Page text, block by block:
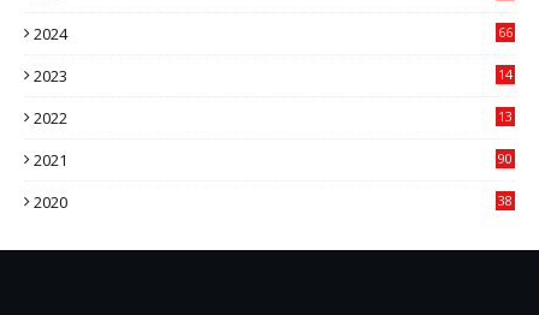
2024
66
2023
14
2022
13
2021
90
2020
38